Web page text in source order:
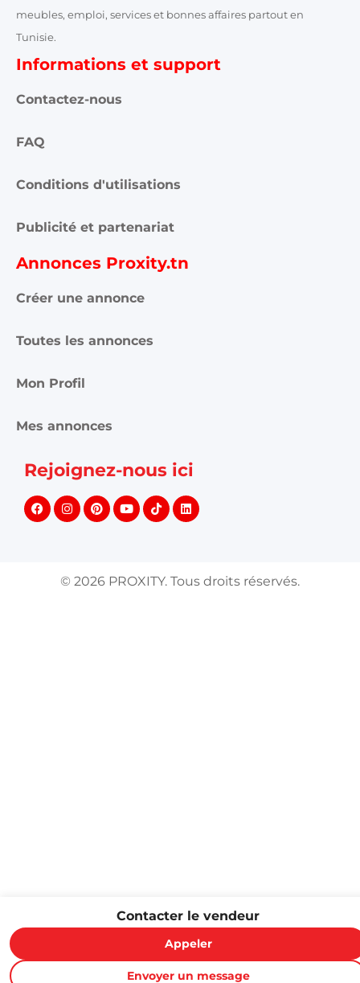
Contacter le vendeur
Appeler
Envoyer un message
meubles, emploi, services et bonnes affaires partout en
Tunisie.
Informations et support
Contactez-nous
FAQ
Conditions d'utilisations
Publicité et partenariat
Annonces Proxity.tn
Créer une annonce
Toutes les annonces
Mon Profil
Mes annonces
Rejoignez-nous ici
© 2026 PROXITY. Tous droits réservés.